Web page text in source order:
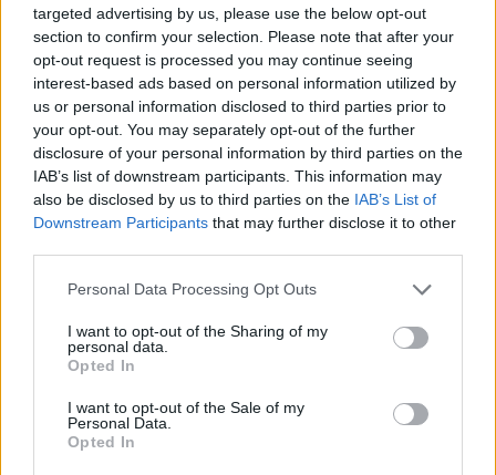
targeted advertising by us, please use the below opt-out
section to confirm your selection. Please note that after your
opt-out request is processed you may continue seeing
interest-based ads based on personal information utilized by
us or personal information disclosed to third parties prior to
your opt-out. You may separately opt-out of the further
disclosure of your personal information by third parties on the
IAB’s list of downstream participants. This information may
also be disclosed by us to third parties on the IAB’s List of
Downstream Participants that may further disclose it to other
Personal Data Processing Opt Outs
I want to opt-out of the Sharing of my
personal data.
Opted In
I want to opt-out of the Sale of my
Personal Data.
Opted In
(VIDEOS) Αλλάζει ο υγειονομικός χάρτης στα
Δωδεκάνησα: Νέο Ακτινοθεραπευτικό Κέντρο και
ενίσχυση του ΕΣΥ στη Ρόδο, σύμφωνα με τον υπ. Υγείας,
Άδωνη Γεωργιάδη